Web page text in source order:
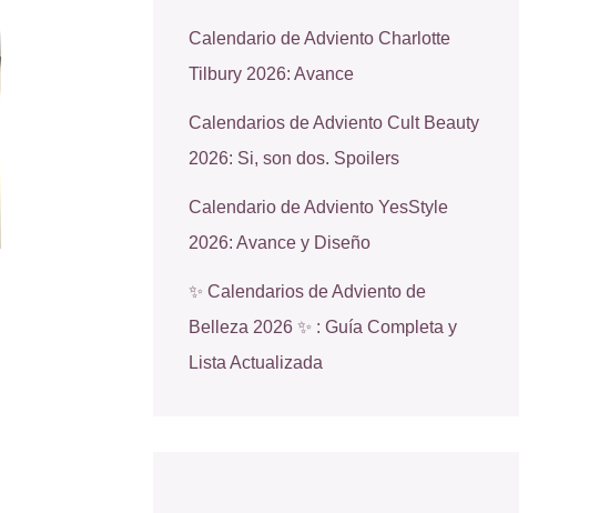
Calendario de Adviento Charlotte
Tilbury 2026: Avance
Calendarios de Adviento Cult Beauty
2026: Si, son dos. Spoilers
Calendario de Adviento YesStyle
2026: Avance y Diseño
✨ Calendarios de Adviento de
Belleza 2026 ✨ : Guía Completa y
Lista Actualizada